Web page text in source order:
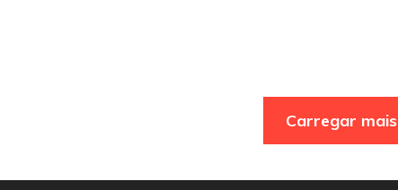
Carregar mais